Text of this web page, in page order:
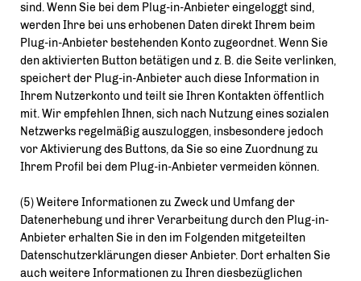
sind. Wenn Sie bei dem Plug-in-Anbieter eingeloggt sind,
werden Ihre bei uns erhobenen Daten direkt Ihrem beim
Plug-in-Anbieter bestehenden Konto zugeordnet. Wenn Sie
den aktivierten Button betätigen und z. B. die Seite verlinken,
speichert der Plug-in-Anbieter auch diese Information in
Ihrem Nutzerkonto und teilt sie Ihren Kontakten öffentlich
mit. Wir empfehlen Ihnen, sich nach Nutzung eines sozialen
Netzwerks regelmäßig auszuloggen, insbesondere jedoch
vor Aktivierung des Buttons, da Sie so eine Zuordnung zu
Ihrem Profil bei dem Plug-in-Anbieter vermeiden können.
(5) Weitere Informationen zu Zweck und Umfang der
Datenerhebung und ihrer Verarbeitung durch den Plug-in-
Anbieter erhalten Sie in den im Folgenden mitgeteilten
Datenschutzerklärungen dieser Anbieter. Dort erhalten Sie
auch weitere Informationen zu Ihren diesbezüglichen